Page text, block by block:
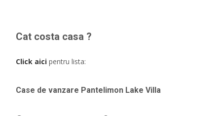
Cat costa casa ?
Click aici pentru lista:
Case de vanzare Pantelimon Lake Villa